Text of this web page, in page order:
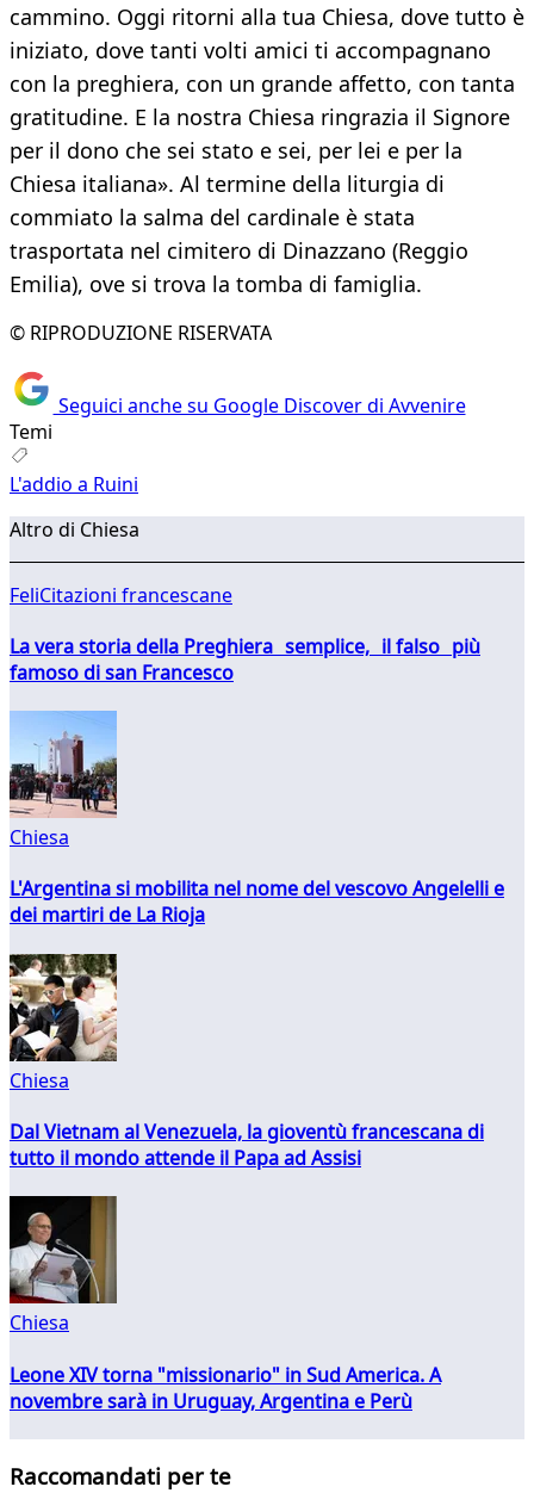
cammino. Oggi ritorni alla tua Chiesa, dove tutto è
iniziato, dove tanti volti amici ti accompagnano
con la preghiera, con un grande affetto, con tanta
gratitudine. E la nostra Chiesa ringrazia il Signore
per il dono che sei stato e sei, per lei e per la
Chiesa italiana». Al termine della liturgia di
commiato la salma del cardinale è stata
trasportata nel cimitero di Dinazzano (Reggio
Emilia), ove si trova la tomba di famiglia.
© RIPRODUZIONE RISERVATA
Seguici anche su Google Discover di Avvenire
Temi
L'addio a Ruini
Altro di Chiesa
FeliCitazioni francescane
La vera storia della Preghiera semplice, il falso più
famoso di san Francesco
Chiesa
L'Argentina si mobilita nel nome del vescovo Angelelli e
dei martiri de La Rioja
Chiesa
Dal Vietnam al Venezuela, la gioventù francescana di
tutto il mondo attende il Papa ad Assisi
Chiesa
Leone XIV torna "missionario" in Sud America. A
novembre sarà in Uruguay, Argentina e Perù
Raccomandati per te